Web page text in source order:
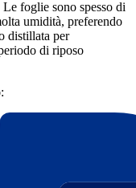
foglie sono spesso di
umidità, preferendo
distillata per
di riposo